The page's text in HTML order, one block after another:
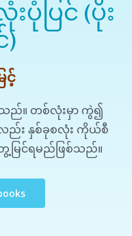
ပြင် (ပိုး
)
င့်
ည်။ တစ်လုံးမှာ ကွဲ၍
ည်း နှစ်ခုစလုံး ကိုယ်စီ
ေ့မြင်ရမည်ဖြစ်သည်။